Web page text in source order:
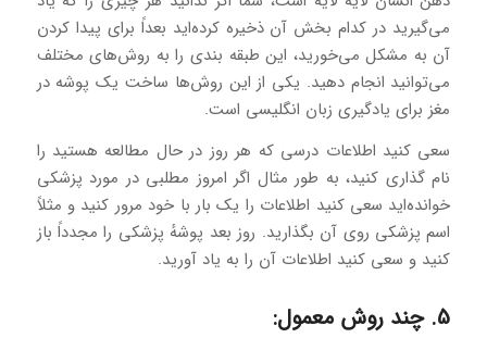
می‌گیرید در کدام بخش آن ذخیره کرده‌اید بعداً برای پیدا کردن
آن به مشکل می‌خورید، این طبقه بندی را به روش‌های مختلف
می‌توانید انجام دهید. یکی از این روش‌ها ساخت یک پوشه در
مغز برای یادگیری زبان انگلیسی است.
سعی کنید اطلاعات درسی که هر روز در حال مطالعه هستید را
نام گذاری کنید، به طور مثال اگر امروز مطلبی در مورد پزشکی
خوانده‌اید سعی کنید اطلاعات را یک بار با خود مرور کنید و مثلاً
اسم پزشکی روی آن بگذارید. روز بعد پوشهٔ پزشکی را مجدداً باز
کنید و سعی کنید اطلاعات آن را به یاد آورید.
5. چند روش معمول: